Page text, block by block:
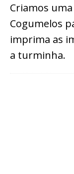
Criamos
Cogumelos
imprima as
a turminha.